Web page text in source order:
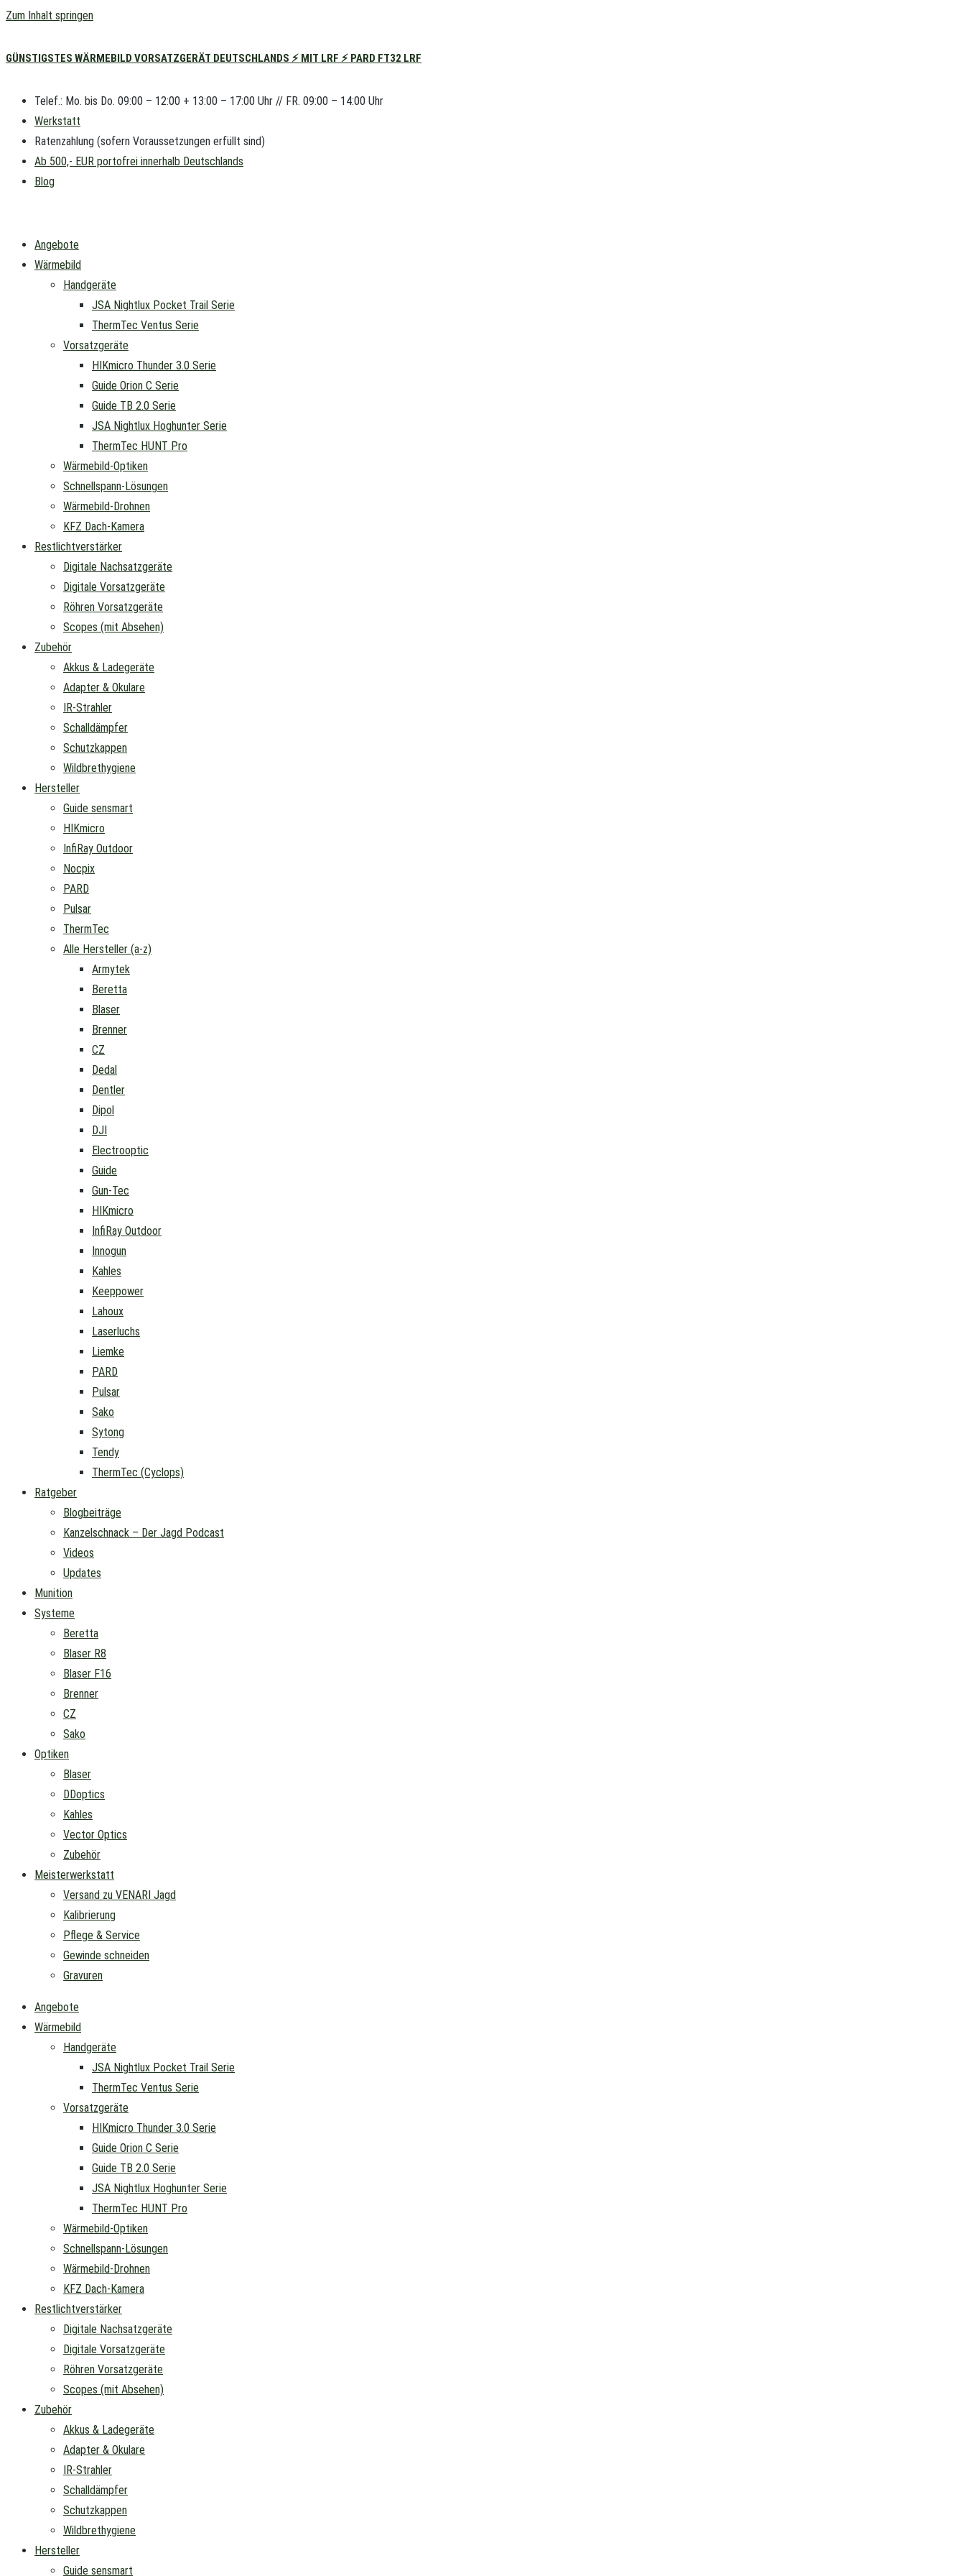
Zum Inhalt springen
GÜNSTIGSTES WÄRMEBILD VORSATZGERÄT DEUTSCHLANDS ⚡ MIT LRF ⚡ PARD FT32 LRF
Telef.: Mo. bis Do. 09:00 – 12:00 + 13:00 – 17:00 Uhr // FR. 09:00 – 14:00 Uhr
Werkstatt
Ratenzahlung (sofern Voraussetzungen erfüllt sind)
Ab 500,- EUR portofrei innerhalb Deutschlands
Blog
Angebote
Wärmebild
Handgeräte
JSA Nightlux Pocket Trail Serie
ThermTec Ventus Serie
Vorsatzgeräte
HIKmicro Thunder 3.0 Serie
Guide Orion C Serie
Guide TB 2.0 Serie
JSA Nightlux Hoghunter Serie
ThermTec HUNT Pro
Wärmebild-Optiken
Schnellspann-Lösungen
Wärmebild-Drohnen
KFZ Dach-Kamera
Restlichtverstärker
Digitale Nachsatzgeräte
Digitale Vorsatzgeräte
Röhren Vorsatzgeräte
Scopes (mit Absehen)
Zubehör
Akkus & Ladegeräte
Adapter & Okulare
IR-Strahler
Schalldämpfer
Schutzkappen
Wildbrethygiene
Hersteller
Guide sensmart
HIKmicro
InfiRay Outdoor
Nocpix
PARD
Pulsar
ThermTec
Alle Hersteller (a-z)
Armytek
Beretta
Blaser
Brenner
CZ
Dedal
Dentler
Dipol
DJI
Electrooptic
Guide
Gun-Tec
HIKmicro
InfiRay Outdoor
Innogun
Kahles
Keeppower
Lahoux
Laserluchs
Liemke
PARD
Pulsar
Sako
Sytong
Tendy
ThermTec (Cyclops)
Ratgeber
Blogbeiträge
Kanzelschnack – Der Jagd Podcast
Videos
Updates
Munition
Systeme
Beretta
Blaser R8
Blaser F16
Brenner
CZ
Sako
Optiken
Blaser
DDoptics
Kahles
Vector Optics
Zubehör
Meisterwerkstatt
Versand zu VENARI Jagd
Kalibrierung
Pflege & Service
Gewinde schneiden
Gravuren
Angebote
Wärmebild
Handgeräte
JSA Nightlux Pocket Trail Serie
ThermTec Ventus Serie
Vorsatzgeräte
HIKmicro Thunder 3.0 Serie
Guide Orion C Serie
Guide TB 2.0 Serie
JSA Nightlux Hoghunter Serie
ThermTec HUNT Pro
Wärmebild-Optiken
Schnellspann-Lösungen
Wärmebild-Drohnen
KFZ Dach-Kamera
Restlichtverstärker
Digitale Nachsatzgeräte
Digitale Vorsatzgeräte
Röhren Vorsatzgeräte
Scopes (mit Absehen)
Zubehör
Akkus & Ladegeräte
Adapter & Okulare
IR-Strahler
Schalldämpfer
Schutzkappen
Wildbrethygiene
Hersteller
Guide sensmart